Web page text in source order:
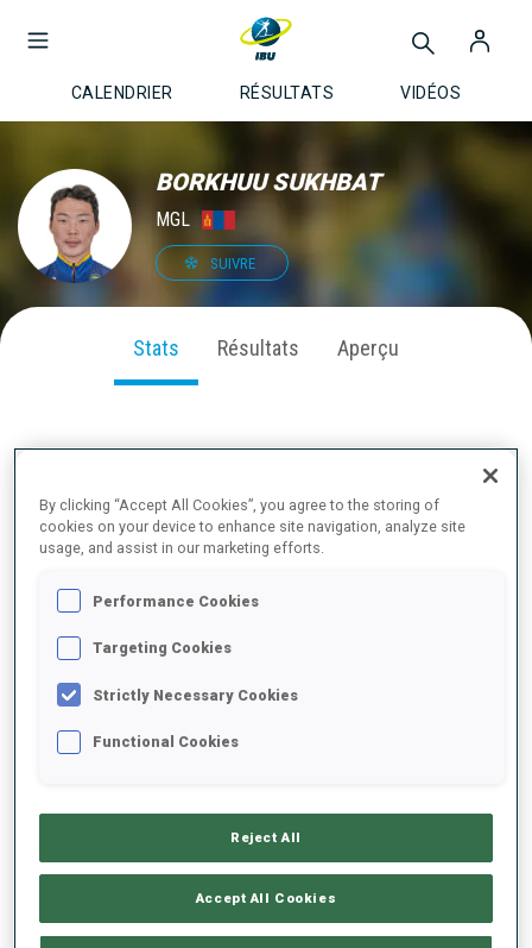
CALENDRIER RÉSULTATS VIDÉOS
BORKHUU SUKHBAT
MGL
SUIVRE
Stats Résultats Aperçu
2023/2024
MOYENNE DE PERFORMANCE
TIR COUCHÉ 57%
TIR DEBOUT 55%
By clicking “Accept All Cookies”, you agree to the storing of
cookies on your device to enhance site navigation, analyze site
usage, and assist in our marketing efforts.
Performance Cookies
Targeting Cookies
Strictly Necessary Cookies
Functional Cookies
Reject All
Accept All Cookies